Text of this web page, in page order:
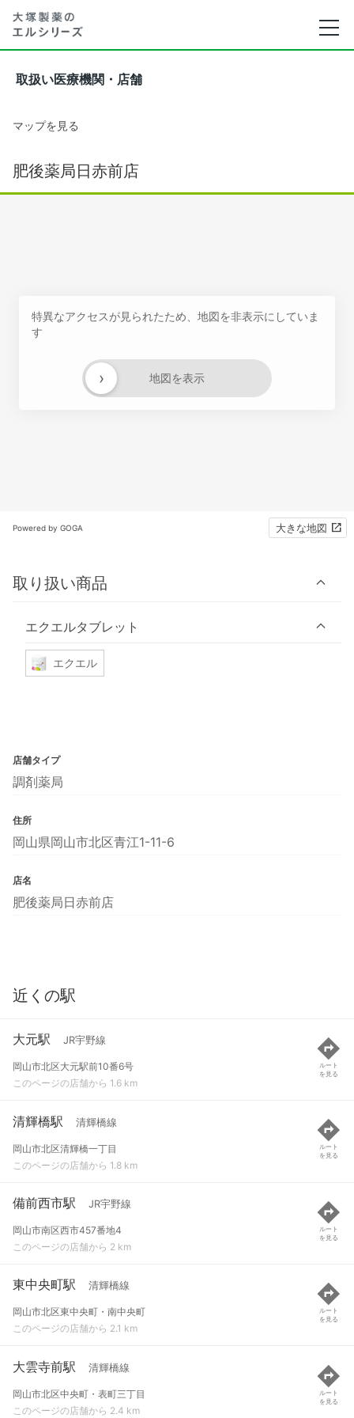
取扱い医療機関・店舗
マップを見る
肥後薬局日赤前店
特異なアクセスが見られたため、地図を非表示にしていま
す
地図を表示
›
Powered by GOGA 大きな地図
取り扱い商品
エクエルタブレット
エクエル
店舗タイプ
調剤薬局
住所
岡山県岡山市北区青江1-11-6
店名
肥後薬局日赤前店
近くの駅
大元駅 JR宇野線
岡山市北区大元駅前10番6号
このページの店舗から 1.6 km
ルート
を見る
清輝橋駅 清輝橋線
岡山市北区清輝橋一丁目
このページの店舗から 1.8 km
ルート
を見る
備前西市駅 JR宇野線
岡山市南区西市457番地4
このページの店舗から 2 km
ルート
を見る
東中央町駅 清輝橋線
岡山市北区東中央町・南中央町
このページの店舗から 2.1 km
ルート
を見る
大雲寺前駅 清輝橋線
岡山市北区中央町・表町三丁目
このページの店舗から 2.4 km
ルート
を見る